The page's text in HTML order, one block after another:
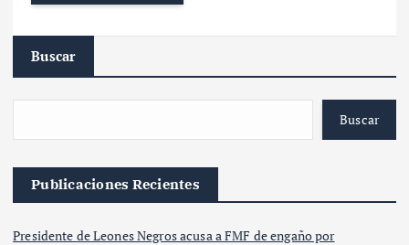
Buscar
Buscar
Publicaciones Recientes
Presidente de Leones Negros acusa a FMF de engaño por